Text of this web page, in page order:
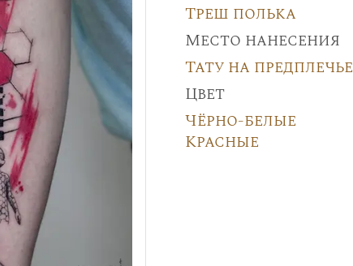
Треш полька
Место нанесения
Тату на предплечье
Цвет
Чёрно-белые
Красные